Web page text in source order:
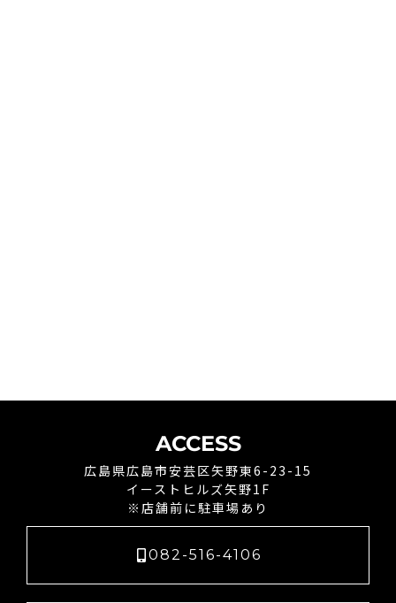
ACCESS
広島県広島市安芸区矢野東6-23-15
イーストヒルズ矢野1F
※店舗前に駐車場あり
082-516-4106